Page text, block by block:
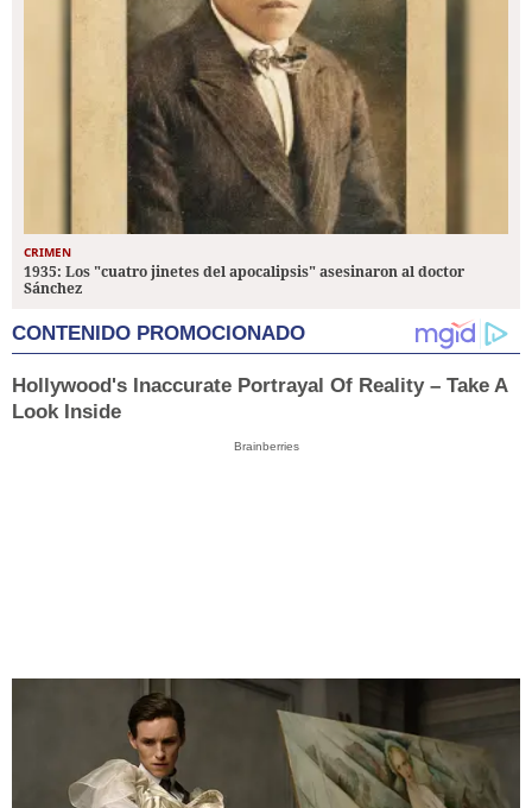
CRIMEN
1935: Los "cuatro jinetes del apocalipsis" asesinaron al doctor
Sánchez
CONTENIDO PROMOCIONADO
Hollywood's Inaccurate Portrayal Of Reality – Take A
Look Inside
Brainberries